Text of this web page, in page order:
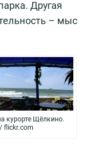
Другая
– мыс
курорте Щёлкино.
flickr.com